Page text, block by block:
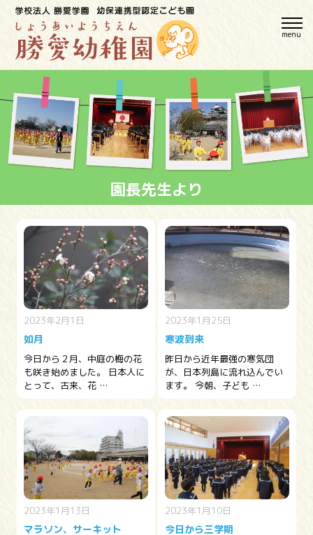
園長先生より
2023年2月1日
如月
今日から２月、中庭の梅の花
も咲き始めました。 日本人に
とって、古来、花 …
2023年1月25日
寒波到来
昨日から近年最強の寒気団
が、日本列島に流れ込んでい
ます。 今朝、子ども …
2023年1月13日
マラソン、サーキット
2023年1月10日
今日から三学期
menu